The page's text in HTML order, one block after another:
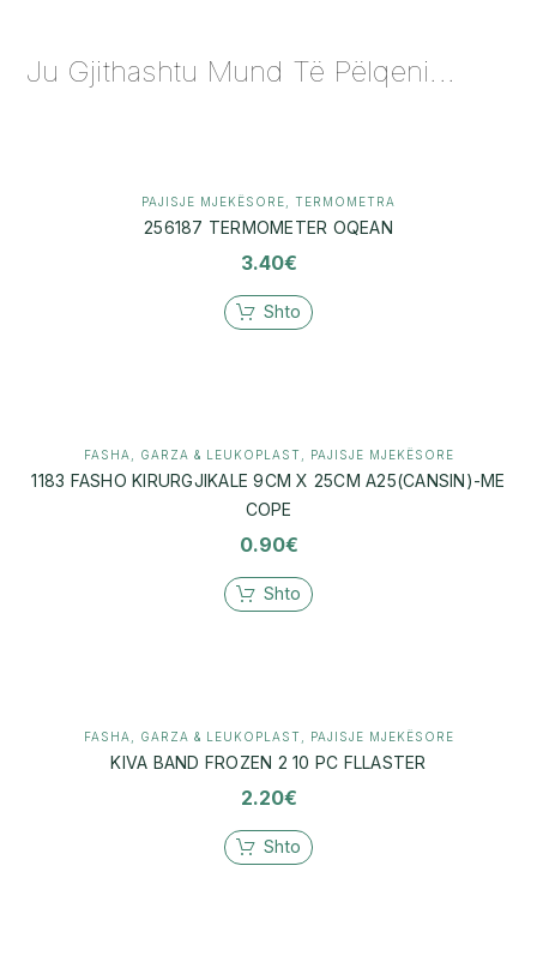
Ju Gjithashtu Mund Të Pëlqeni...
PAJISJE MJEKËSORE TERMOMETRA
256187 TERMOMETER OQEAN
3.40€
Shto
FASHA, GARZA & LEUKOPLAST PAJISJE MJEKËSORE
1183 FASHO KIRURGJIKALE 9CM X 25CM A25(CANSIN)-ME
COPE
0.90€
Shto
FASHA, GARZA & LEUKOPLAST PAJISJE MJEKËSORE
KIVA BAND FROZEN 2 10 PC FLLASTER
2.20€
Shto